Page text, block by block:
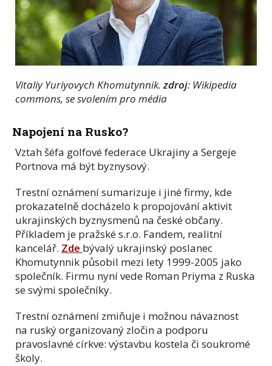
Vitaliy Yuriyovych Khomutynnik.zdroj: Wikipedia
commons, se svolením pro média
Napojení na Rusko?
Vztah šéfa golfové federace Ukrajiny a Sergeje
Portnova má být byznysový.
Trestní oznámení sumarizuje i jiné firmy, kde
prokazatelně docházelo k propojování aktivit
ukrajinských byznysmenů na české občany.
Příkladem je pražské s.r.o. Fandem, realitní
kancelář. Zde bývalý ukrajinský poslanec
Khomutynnik působil mezi lety 1999-2005 jako
společník. Firmu nyní vede Roman Priyma z Ruska
se svými společníky.
Trestní oznámení zmiňuje i možnou návaznost
na ruský organizovaný zločin a podporu
pravoslavné církve: výstavbu kostela či soukromé
školy.